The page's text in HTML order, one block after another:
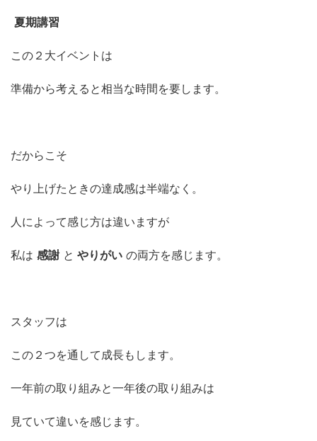
夏期講習
この２大イベントは
準備から考えると相当な時間を要します。
だからこそ
やり上げたときの達成感は半端なく。
人によって感じ方は違いますが
私は 感謝 と やりがい の両方を感じます。
スタッフは
この２つを通して成長もします。
一年前の取り組みと一年後の取り組みは
見ていて違いを感じます。